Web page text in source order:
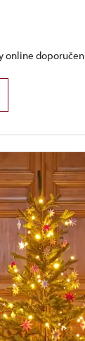
online doporučen